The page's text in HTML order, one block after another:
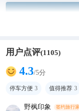
用户点评(1105)
4.3/5分
停车方便 3 值得推荐 3
野枫印象 签约旅行